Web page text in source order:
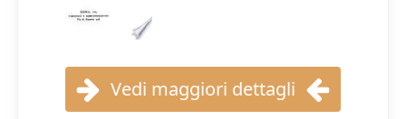
Vedi maggiori dettagli